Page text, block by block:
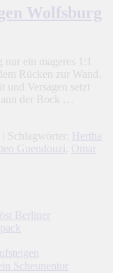
Wolfsburg
ein mageres 1:1
Rücken zur Wand.
Versagen setzt
der Bock …
| Schlagwörter:
Hertha
Guendouzi
Omar
Berliner
Scheunentor